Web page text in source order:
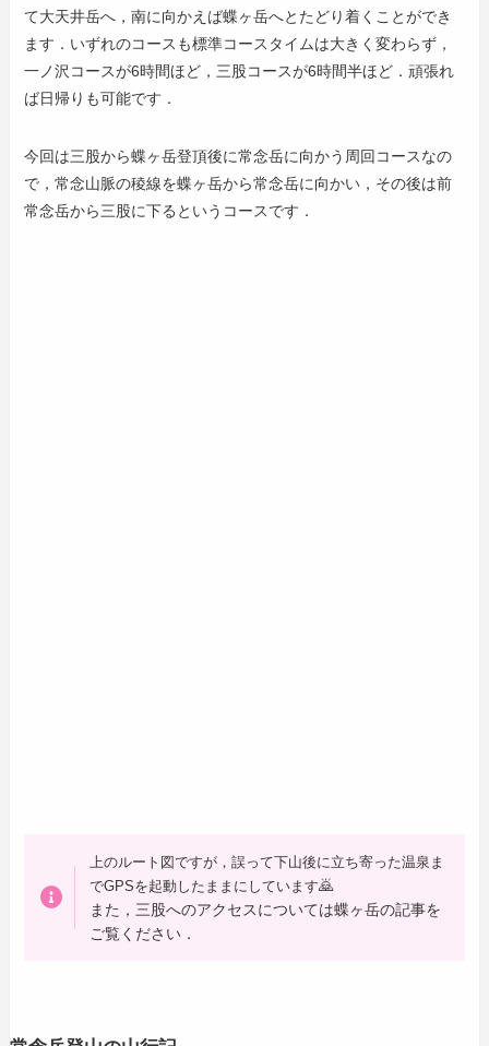
て大天井岳へ，南に向かえば蝶ヶ岳へとたどり着くことができ
ます．いずれのコースも標準コースタイムは大きく変わらず，
一ノ沢コースが6時間ほど，三股コースが6時間半ほど．頑張れ
ば日帰りも可能です．
今回は三股から蝶ヶ岳登頂後に常念岳に向かう周回コースなの
で，常念山脈の稜線を蝶ヶ岳から常念岳に向かい，その後は前
常念岳から三股に下るというコースです．
上のルート図ですが，誤って下山後に立ち寄った温泉ま
でGPSを起動したままにしています🙇
また，三股へのアクセスについては蝶ヶ岳の記事を
ご覧ください．